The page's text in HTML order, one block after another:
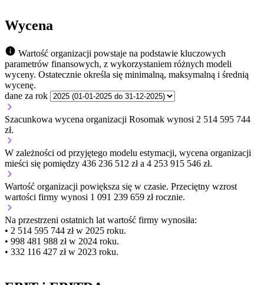
Wycena
Wartość organizacji powstaje na podstawie kluczowych
parametrów finansowych, z wykorzystaniem różnych modeli
wyceny. Ostatecznie określa się minimalną, maksymalną i średnią
wycenę.
dane za rok
Szacunkowa wycena organizacji Rosomak wynosi 2 514 595 744
zł.
W zależności od przyjętego modelu estymacji, wycena organizacji
mieści się pomiędzy 436 236 512 zł a 4 253 915 546 zł.
Wartość organizacji powiększa się w czasie. Przeciętny wzrost
wartości firmy wynosi 1 091 239 659 zł rocznie.
Na przestrzeni ostatnich lat wartość firmy wynosiła:
• 2 514 595 744 zł w 2025 roku.
• 998 481 988 zł w 2024 roku.
• 332 116 427 zł w 2023 roku.